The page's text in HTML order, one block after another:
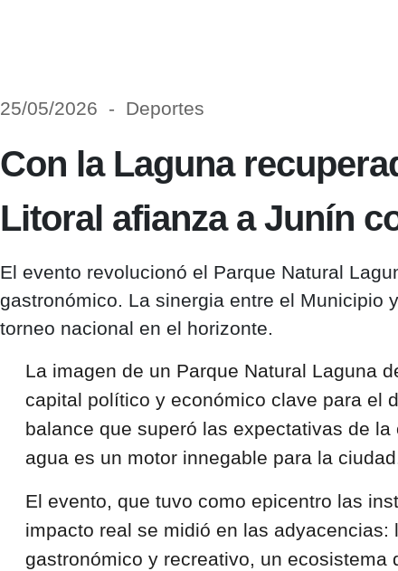
25/05/2026 - Deportes
Con la Laguna
Litoral afianza a Junín
El evento revolucionó el Parque Natural
gastronómico. La sinergia entre el Municipio
torneo nacional en el horizonte.
La imagen de un Parque Natural Laguna
capital político y económico clave para el
balance que superó las expectativas de
agua es un motor innegable para la
El evento, que tuvo como epicentro las
impacto real se midió en las
gastronómico y recreativo, un